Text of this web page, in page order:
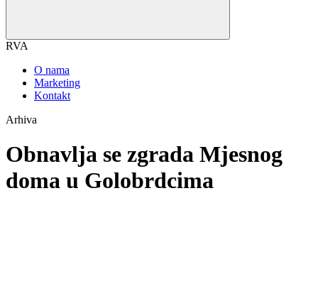
RVA
O nama
Marketing
Kontakt
Arhiva
Obnavlja se zgrada Mjesnog
doma u Golobrdcima